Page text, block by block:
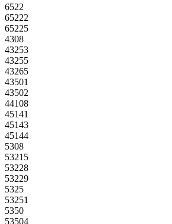
6522
65222
65225
4308
43253
43255
43265
43501
43502
44108
45141
45143
45144
5308
53215
53228
53229
5325
53251
5350
53504